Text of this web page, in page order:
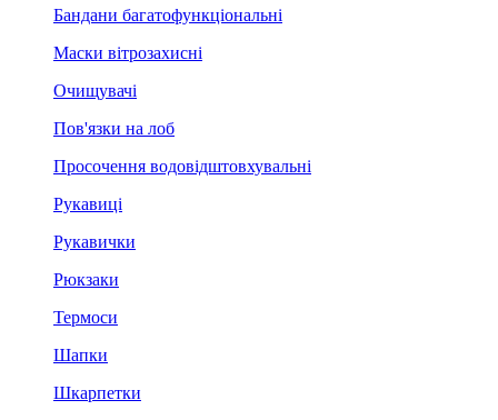
Бандани багатофункціональні
Маски вітрозахисні
Очищувачі
Пов'язки на лоб
Просочення водовідштовхувальні
Рукавиці
Рукавички
Рюкзаки
Термоси
Шапки
Шкарпетки